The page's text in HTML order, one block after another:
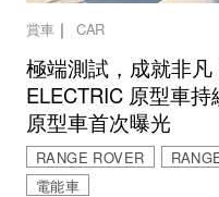
賞車｜ CAR
極端測試，成就非凡
ELECTRIC 原型車
原型車首次曝光
RANGE ROVER
電能車